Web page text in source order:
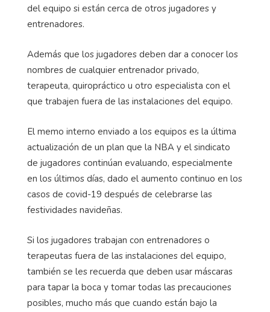
del equipo si están cerca de otros jugadores y
entrenadores.
Además que los jugadores deben dar a conocer los
nombres de cualquier entrenador privado,
terapeuta, quiropráctico u otro especialista con el
que trabajen fuera de las instalaciones del equipo.
El memo interno enviado a los equipos es la última
actualización de un plan que la NBA y el sindicato
de jugadores continúan evaluando, especialmente
en los últimos días, dado el aumento continuo en los
casos de covid-19 después de celebrarse las
festividades navideñas.
Si los jugadores trabajan con entrenadores o
terapeutas fuera de las instalaciones del equipo,
también se les recuerda que deben usar máscaras
para tapar la boca y tomar todas las precauciones
posibles, mucho más que cuando están bajo la